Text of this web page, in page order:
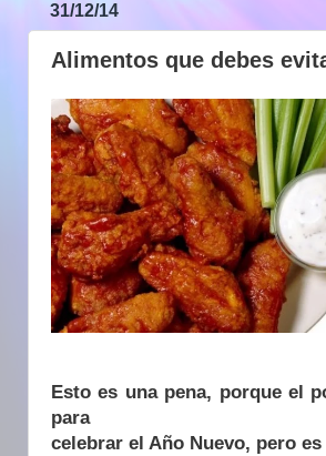
31/12/14
Alimentos que debes
Esto es una pena, porque el
para
celebrar el Año Nuevo, pero